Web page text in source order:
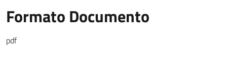
Formato Documento
pdf